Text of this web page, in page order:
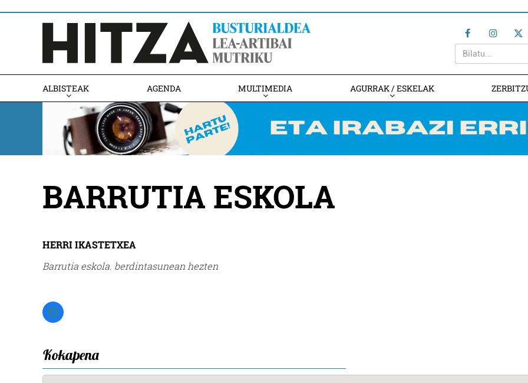
ALBISTEAK AGENDA MULTIMEDIA AGURRAK / ESKELAK
BARRUTIA ESKOLA
HERRI IKASTETXEA
Barrutia eskola. berdintasunean hezten
Facebook
Kokapena